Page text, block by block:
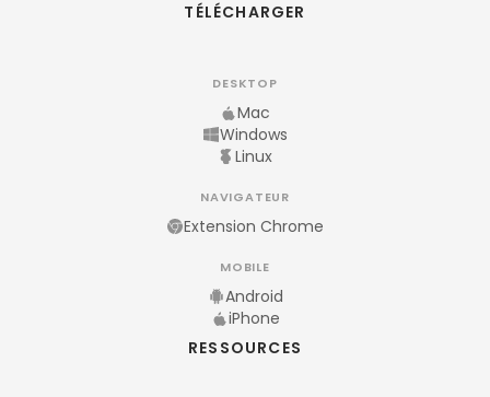
TÉLÉCHARGER
DESKTOP
Mac
Windows
Linux
NAVIGATEUR
Extension Chrome
MOBILE
Android
iPhone
RESSOURCES